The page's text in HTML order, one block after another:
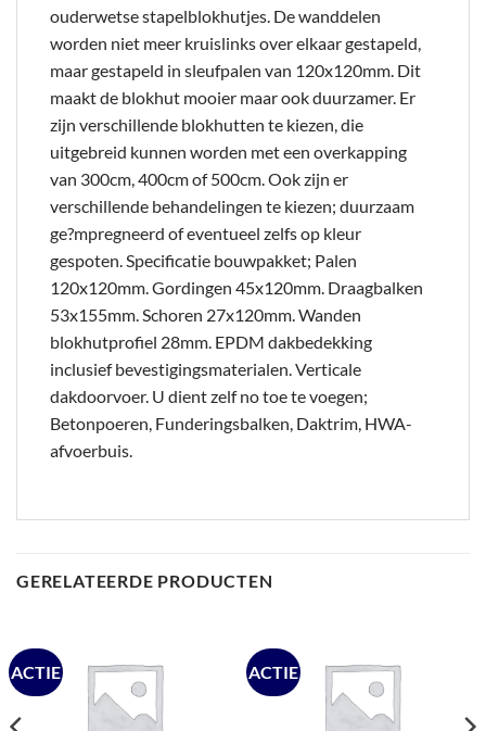
ouderwetse stapelblokhutjes. De wanddelen
worden niet meer kruislinks over elkaar gestapeld,
maar gestapeld in sleufpalen van 120x120mm. Dit
maakt de blokhut mooier maar ook duurzamer. Er
zijn verschillende blokhutten te kiezen, die
uitgebreid kunnen worden met een overkapping
van 300cm, 400cm of 500cm. Ook zijn er
verschillende behandelingen te kiezen; duurzaam
ge?mpregneerd of eventueel zelfs op kleur
gespoten. Specificatie bouwpakket; Palen
120x120mm. Gordingen 45x120mm. Draagbalken
53x155mm. Schoren 27x120mm. Wanden
blokhutprofiel 28mm. EPDM dakbedekking
inclusief bevestigingsmaterialen. Verticale
dakdoorvoer. U dient zelf no toe te voegen;
Betonpoeren, Funderingsbalken, Daktrim, HWA-
afvoerbuis.
GERELATEERDE PRODUCTEN
ACTIE ACTIE